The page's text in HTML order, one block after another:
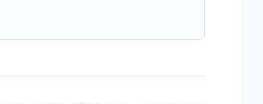
要看内分泌科？抓住疾病的“总